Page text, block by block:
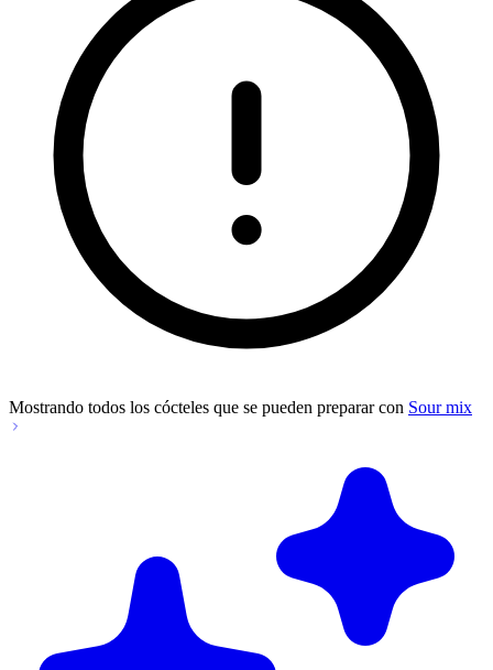
Mostrando todos los cócteles que se pueden preparar con Sour mix